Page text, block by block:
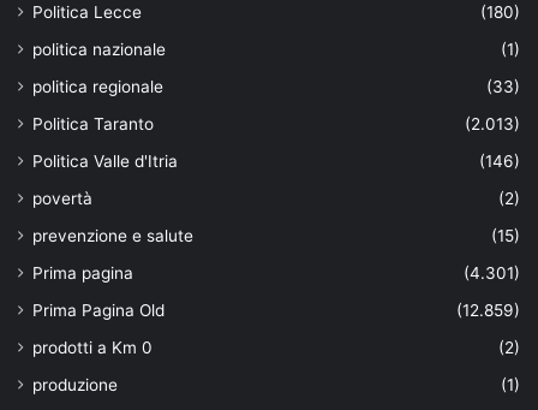
Politica Lecce
(180)
politica nazionale
(1)
politica regionale
(33)
Politica Taranto
(2.013)
Politica Valle d'Itria
(146)
povertà
(2)
prevenzione e salute
(15)
Prima pagina
(4.301)
Prima Pagina Old
(12.859)
prodotti a Km 0
(2)
produzione
(1)